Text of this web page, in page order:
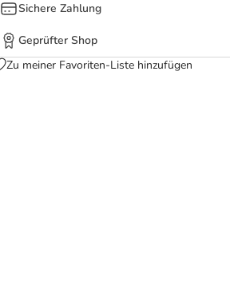
Sichere Zahlung
Geprüfter Shop
Zu meiner Favoriten-Liste hinzufügen